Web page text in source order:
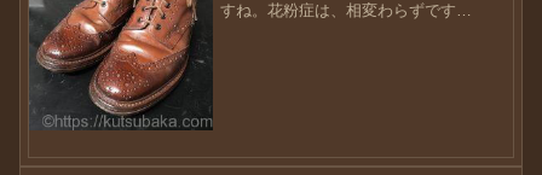
すね。花粉症は、相変わらずです